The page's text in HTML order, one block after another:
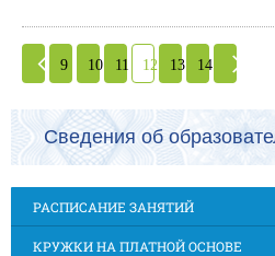
9 10 11 12 13 14
Сведения об
РАСПИСАНИЕ ЗАНЯТИЙ
КРУЖКИ НА ПЛАТНОЙ ОСНОВЕ